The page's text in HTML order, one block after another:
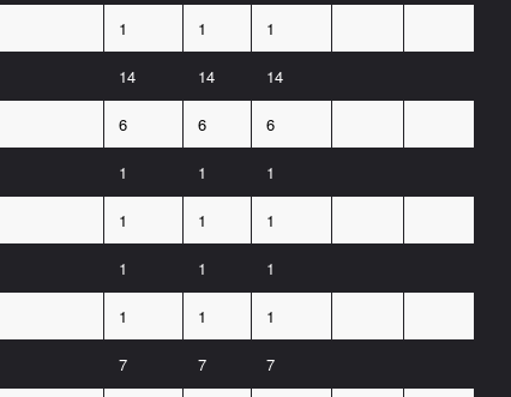
1 1 1
14 14 14
6 6 6
1 1 1
1 1 1
1 1 1
1 1 1
7 7 7